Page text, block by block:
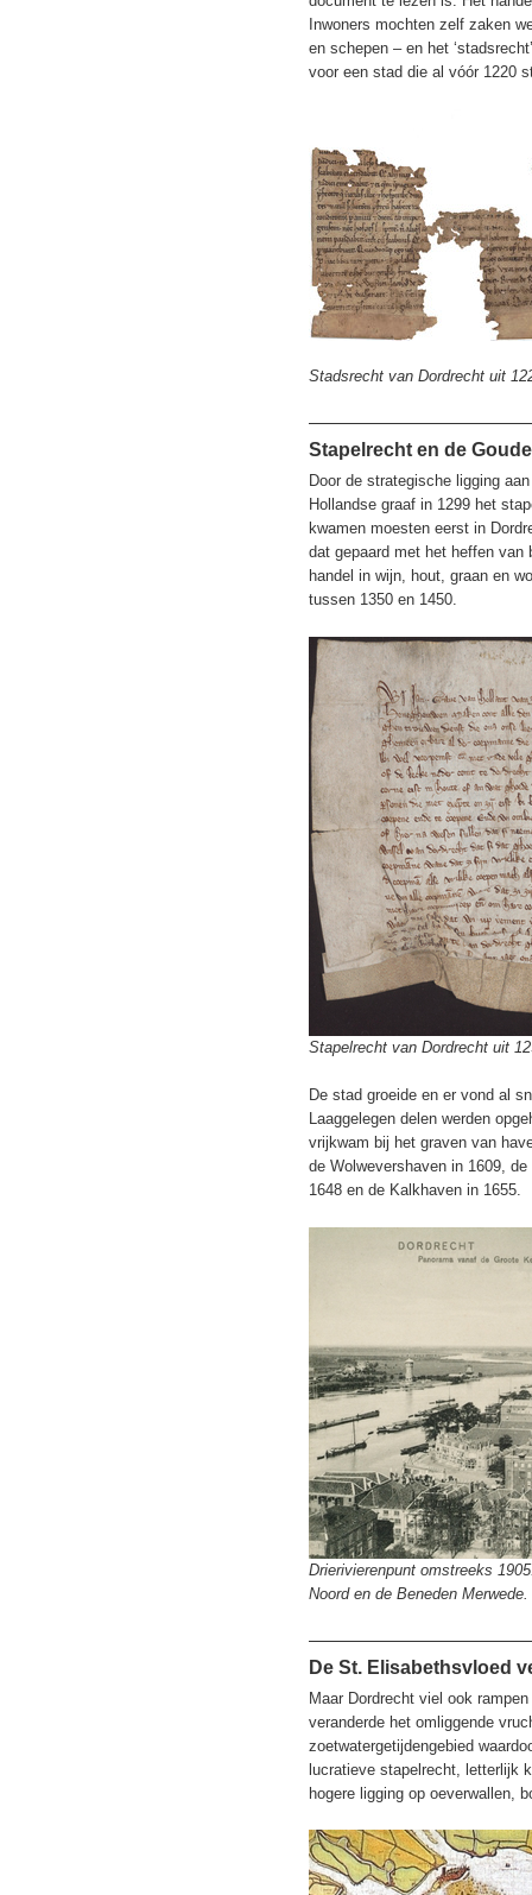
Inwoners mochten zelf zaken
en schepen – en het
voor een stad die al vóór 1220
Stadsrecht van Dordrecht uit
Stapelrecht en de
Door de strategische ligging
Hollandse graaf in 1299 het
kwamen moesten eerst in
dat gepaard met het heffen van
handel in wijn, hout, graan en
tussen 1350 en 1450.
Stapelrecht van Dordrecht uit
De stad groeide en er vond al
Laaggelegen delen werden
vrijkwam bij het graven van
de Wolwevershaven in 1609,
1648 en de Kalkhaven in 1655.
Drierivierenpunt omstreeks
Noord en de Beneden
De St. Elisabethsvloed
Maar Dordrecht viel ook
veranderde het omliggende
zoetwatergetijdengebied
lucratieve stapelrecht, letterlijk
hogere ligging op oeverwallen,